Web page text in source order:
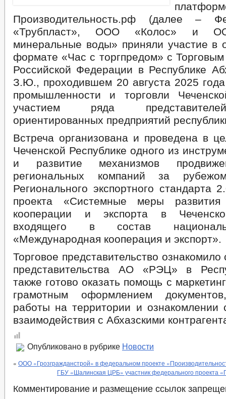
Производительность.рф (далее –
«Трубпласт», ООО «Колос» и
минеральные воды» приняли участие в
формате «Час с торгпредом» с
Российской Федерации в Республике
З.Ю., проходившем 20 августа 2025
промышленности и торговли
участием ряда
ориентированных предприятий
Встреча организована и проведена в
Чеченской Республике одного из
и развитие механизмов
региональных компаний за
Регионального экспортного стандарта
проекта «Системные меры развития
кооперации и экспорта в
входящего в состав
«Международная кооперация и экспорт».
Торговое представительство
представительства АО «РЭЦ» в
также готово оказать помощь с
грамотным оформлением
работы на территории и ознакомлении
взаимодействия с Абхазскими
Опубликовано в рубрике Новости
« ООО «Грозгражданстрой» в федеральном проекте
ГБУ «Шалинская ЦРБ» участник федерального проекта
Комментирование и размещение ссылок